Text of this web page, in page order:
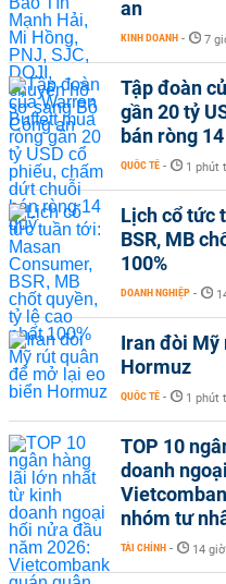
an
KINH DOANH - 7
Tập đoàn
gần 20 tỷ
bán ròng
QUỐC TẾ - 1 phút
Lịch cổ tức
BSR, MB
100%
DOANH NGHIỆP -
Iran đòi Mỹ
Hormuz
QUỐC TẾ - 1 phút
TOP 10
doanh
nhóm tư
TÀI CHÍNH - 14